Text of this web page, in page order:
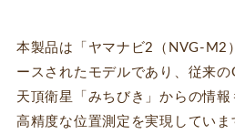
本製品は「ヤマナビ2（NVG-M2
ースされたモデルであり、従来
天頂衛星「みちびき」からの情
高精度な位置測定を実現していま